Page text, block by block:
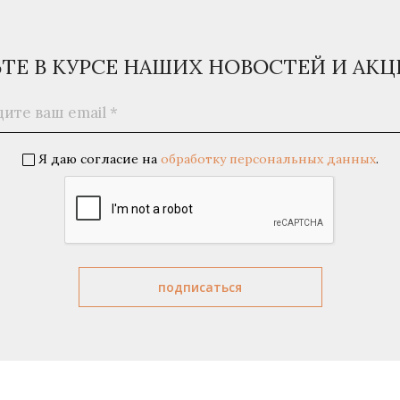
В КУРСЕ НАШИХ НОВОСТЕЙ И
Я даю согласие на обработку персональных данных.